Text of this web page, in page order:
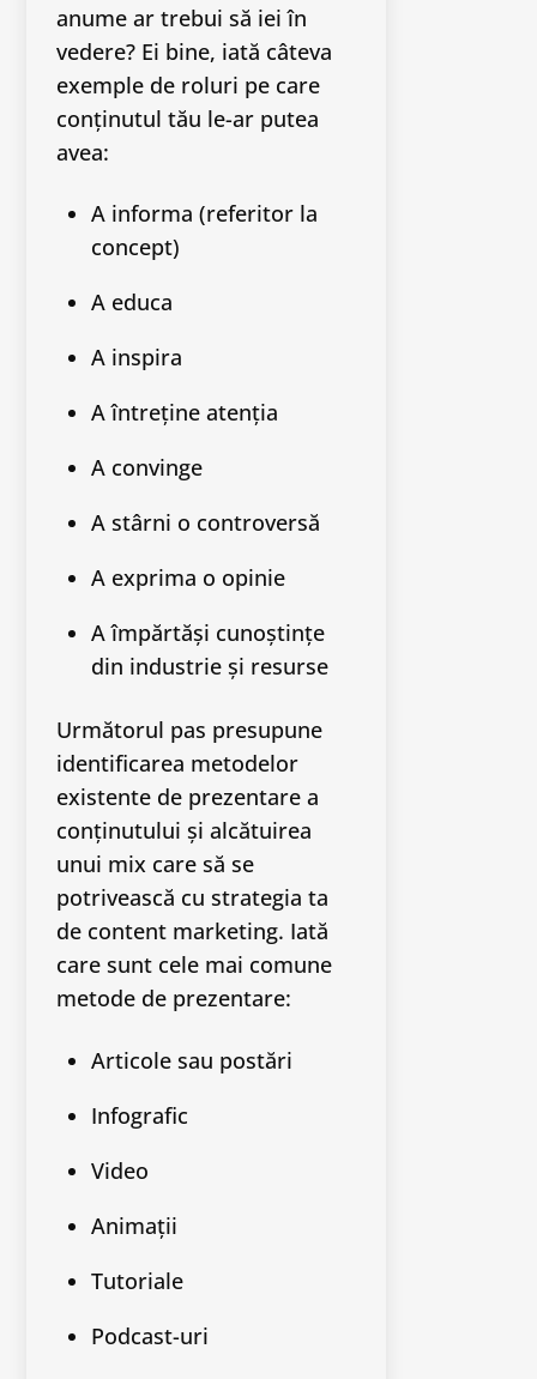
anume ar trebui să iei în
vedere? Ei bine, iată câteva
exemple de roluri pe care
conținutul tău le-ar putea
avea:
A informa (referitor la
concept)
A educa
A inspira
A întreține atenția
A convinge
A stârni o controversă
A exprima o opinie
A împărtăși cunoștințe
din industrie și resurse
Următorul pas presupune
identificarea metodelor
existente de prezentare a
conținutului și alcătuirea
unui mix care să se
potrivească cu strategia ta
de content marketing. Iată
care sunt cele mai comune
metode de prezentare:
Articole sau postări
Infografic
Video
Animații
Tutoriale
Podcast-uri